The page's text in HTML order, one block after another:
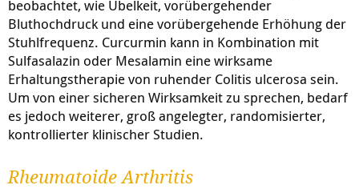
beobachtet, wie Übelkeit, vorübergehender
Bluthochdruck und eine vorübergehende Erhöhung der
Stuhlfrequenz. Curcurmin kann in Kombination mit
Sulfasalazin oder Mesalamin eine wirksame
Erhaltungstherapie von ruhender Colitis ulcerosa sein.
Um von einer sicheren Wirksamkeit zu sprechen, bedarf
es jedoch weiterer, groß angelegter, randomisierter,
kontrollierter klinischer Studien.
Rheumatoide Arthritis